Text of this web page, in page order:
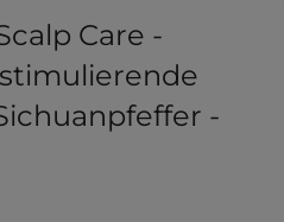
Care -
-